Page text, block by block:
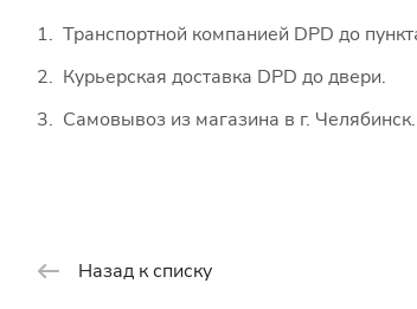
Транспортной компанией DPD до
Курьерская доставка DPD до двери.
Самовывоз из магазина в г.
Назад к списку